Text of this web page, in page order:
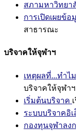
สภามหาวิทยา
การเปิดเผยข้
สาธารณะ
บริจาคให้จุฬาฯ
เหตุผลที่...ทำไ
บริจาคให้จุฬาฯ
เริ่มต้นบริจาค
ระบบบริจาคอิ
กองทุนจุฬาลง